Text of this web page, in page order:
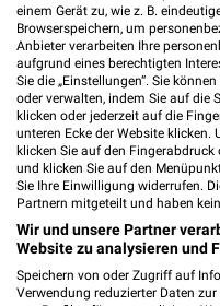
Junges Wohnen
einem Gerät zu, wie z. B.
Browserspeichern, um
Anbieter verarbeiten Ihre
aufgrund eines berechtigten
Sie die „Einstellungen“. Sie
oder verwalten, indem Sie auf die
klicken oder jederzeit auf die
unteren Ecke der Website
klicken Sie auf den Fingerabdruck
und klicken Sie auf den
Sie Ihre Einwilligung widerrufen.
Partnern mitgeteilt und haben
Wir und unsere Partner
Website zu analysieren und
Speichern von oder Zugriff auf
Verwendung reduzierter Daten